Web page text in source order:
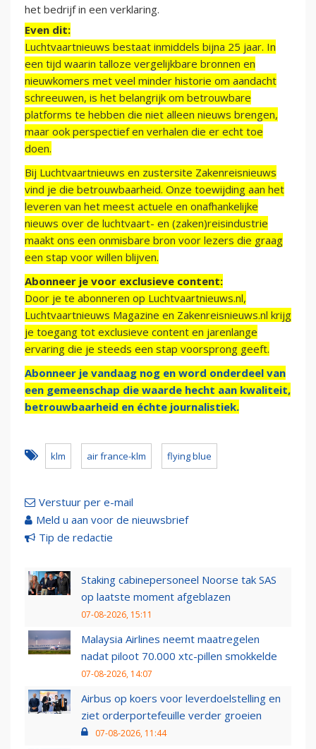
het bedrijf in een verklaring.
Even dit:
Luchtvaartnieuws bestaat inmiddels bijna 25 jaar. In
een tijd waarin talloze vergelijkbare bronnen en
nieuwkomers met veel minder historie om aandacht
schreeuwen, is het belangrijk om betrouwbare
platforms te hebben die niet alleen nieuws brengen,
maar ook perspectief en verhalen die er echt toe
doen.
Bij Luchtvaartnieuws en zustersite Zakenreisnieuws
vind je die betrouwbaarheid. Onze toewijding aan het
leveren van het meest actuele en onafhankelijke
nieuws over de luchtvaart- en (zaken)reisindustrie
maakt ons een onmisbare bron voor lezers die graag
een stap voor willen blijven.
Abonneer je voor exclusieve content:
Door je te abonneren op Luchtvaartnieuws.nl,
Luchtvaartnieuws Magazine en Zakenreisnieuws.nl krijg
je toegang tot exclusieve content en jarenlange
ervaring die je steeds een stap voorsprong geeft.
Abonneer je vandaag nog en word onderdeel van
een gemeenschap die waarde hecht aan kwaliteit,
betrouwbaarheid en échte journalistiek.
klm air france-klm flying blue
Verstuur per e-mail
Meld u aan voor de nieuwsbrief
Tip de redactie
Staking cabinepersoneel Noorse tak SAS
op laatste moment afgeblazen
07-08-2026, 15:11
Malaysia Airlines neemt maatregelen
nadat piloot 70.000 xtc-pillen smokkelde
07-08-2026, 14:07
Airbus op koers voor leverdoelstelling en
ziet orderportefeuille verder groeien
07-08-2026, 11:44